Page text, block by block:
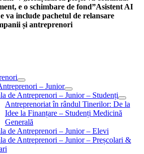
e o schimbare de fond”Asistent AI
va include pachetul de relansare
și antreprenori
– Junior
de Antreprenori – Junior – Studenți
Antreprenoriat în rândul Tinerilor: De la
Idee la Finanțare – Studenți Medicină
Generală
de Antreprenori – Junior – Elevi
de Antreprenori – Junior – Preșcolari &